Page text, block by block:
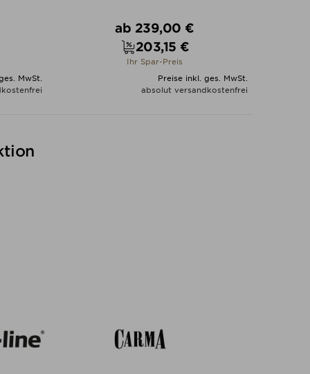
MwSt.
Verkaufspreis
ab 239,00 €
Preis
203,15 €
Ihr Spar-Preis
Preise inkl. ges. MwSt.
absolut versandkostenfrei